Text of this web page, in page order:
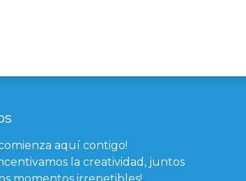
aquí contigo!
la creatividad, juntos